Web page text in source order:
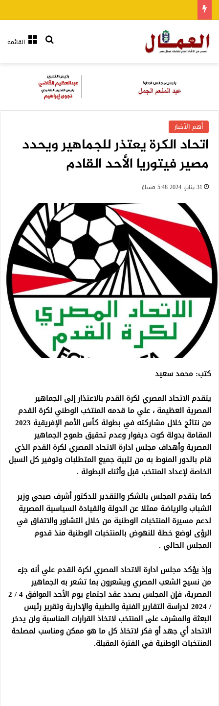
القائمةبحث عن
أهم الأخبار
اتحاد الكرة يعتذر للجماهير ويحدد
مصير فيتوريا الأحد القادم
31 يناير، 2024 5:48 مساءً
كتب: محمد سعيد
يتقدم الاتحاد المصري لكرة القدم بالاعتذار إلى الجماهير
المصرية العظيمة ، علي ما قدمه المنتخب الوطني لكرة القدم
من نتائج خلال مشاركته في بطولة كأس الأمم الإفريقية 2023
المقامة بدولة كوت ديفوار وعدم تحقيق طموح الجماهير
المصرية وأهداف مجلس ادارة الاتحاد المصري لكرة القدم الذي
قام بالدور المنوط به من تلبية جميع المتطلبات وتوفير كل السبل
الخاصة لإعداد المنتخب قبل وأثناء البطولة .
كما يتقدم المجلس بالشكر والتقدير للدكتور أشرف صبحي وزير
الشباب والرياضة ممثلا عن الدولة والقيادة السياسية المصرية
لدعم مسيرة المنتخبات الوطنية من خلال التشاور والاتفاق في
الرؤى لوضع خطة للنهوض بالمنتخبات الوطنية منذ قدوم
المجلس الحالي .
وإذ يؤكد مجلس ادارة الاتحاد المصري لكرة القدم علي أنه جزء
من نسيج الشعب المصري ويشعرون بما تشعر به الجماهير
المصرية، فإن المجلس بصدد عقد اجتماع يوم الأحد الموافق 4 / 2
/ 2024 لدراسة التقارير الفنية والطبية والإدارية وتقرير رئيس
البعثة والمشرف على المنتخب لاتخاذ القرارات المناسبة ولن يدخر
الاتحاد أي جهد أو فكر لاتخاذ كل ما هو ممكن ومناسب لمصلحة
المنتخبات الوطنية في الفترة المقبلة.